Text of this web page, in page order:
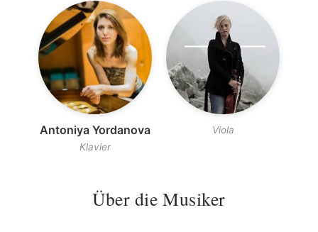
Antoniya Yordanova
Klavier
Viola
Über die Musiker